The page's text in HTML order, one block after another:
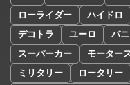
ローライダー
ハイドロ
デコトラ
ユーロ バ
スーパーカー
モーター
ミリタリー
ロータリー